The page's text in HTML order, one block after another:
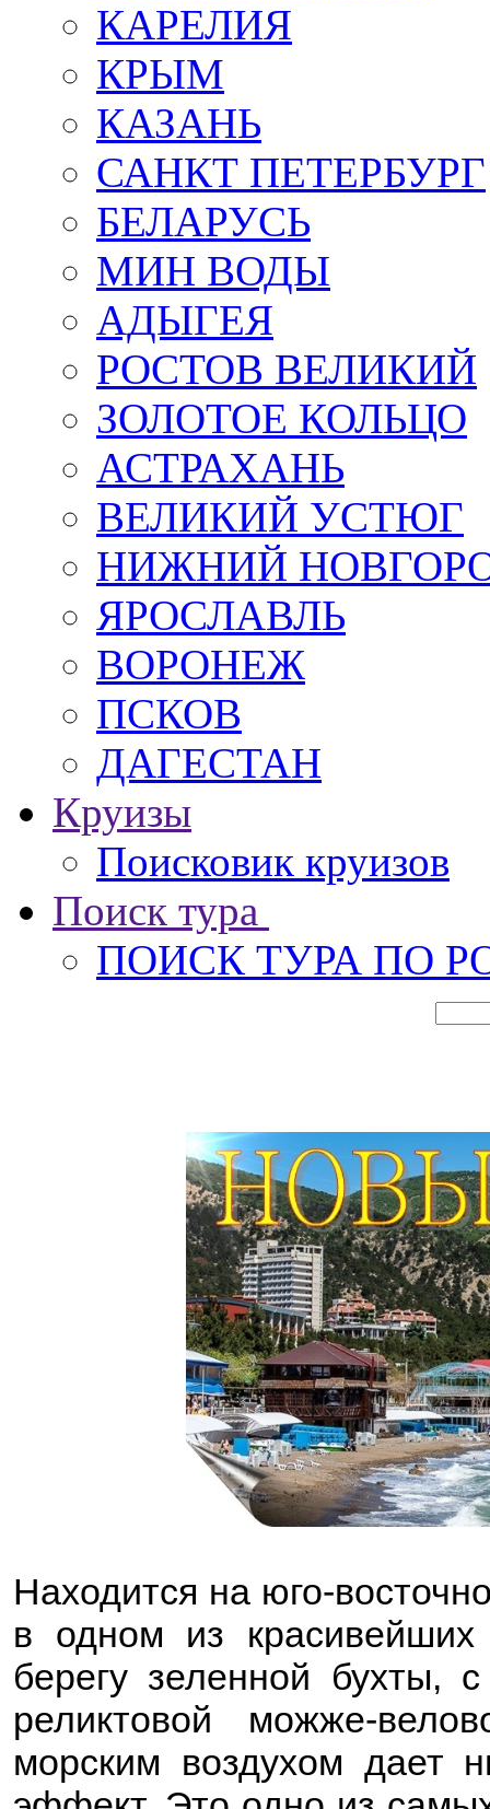
КАРЕЛИЯ
КРЫМ
КАЗАНЬ
САНКТ ПЕТЕРБУРГ
БЕЛАРУСЬ
МИН ВОДЫ
АДЫГЕЯ
РОСТОВ ВЕЛИКИЙ
ЗОЛОТОЕ КОЛЬЦО
АСТРАХАНЬ
ВЕЛИКИЙ УСТЮГ
НИЖНИЙ
ЯРОСЛАВЛЬ
ВОРОНЕЖ
ПСКОВ
ДАГЕСТАН
Круизы
Поисковик круизов
Поиск тура
ПОИСК ТУРА ПО
Находится на юго-
в одном из красивейших
берегу зеленной бухты,
реликтовой можже-
морским воздухом дает